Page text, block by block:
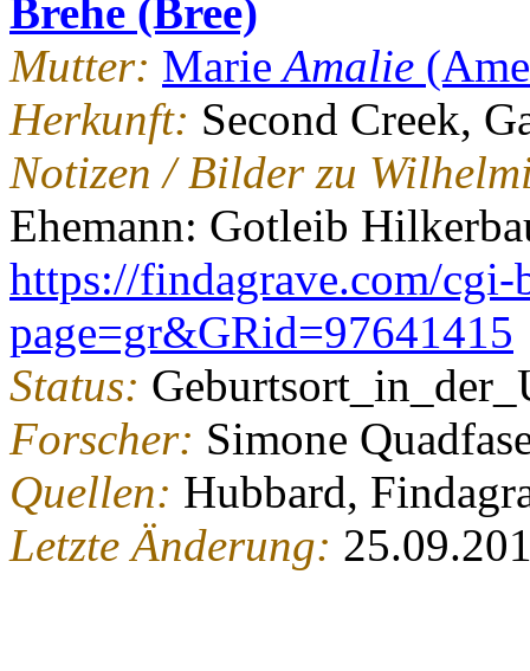
Brehe (Bree)
Mutter: MarieAmalie
Herkunft: Second Creek,
Notizen / Bilder zu
Ehemann: Gotleib
https://findagrave.com/
page=gr&GRid=97641415
Status:
Forscher: Simone
Quellen: Hubbard,
Letzte Änderung: